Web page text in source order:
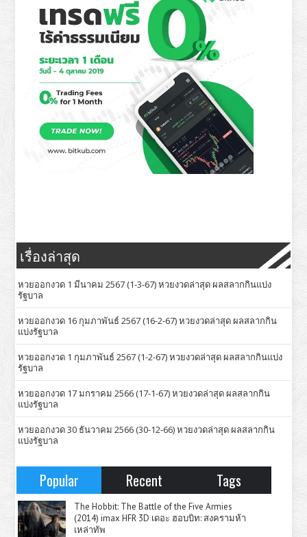
เรื่องล่าสุด
หวยออกงวด 1 มีนาคม 2567 (1-3-67) หวยงวดล่าสุด ผลสลากกินแบ่ง
รัฐบาล
หวยออกงวด 16 กุมภาพันธ์ 2567 (16-2-67) หวยงวดล่าสุด ผลสลากกิน
แบ่งรัฐบาล
หวยออกงวด 1 กุมภาพันธ์ 2567 (1-2-67) หวยงวดล่าสุด ผลสลากกินแบ่ง
รัฐบาล
หวยออกงวด 17 มกราคม 2566 (17-1-67) หวยงวดล่าสุด ผลสลากกิน
แบ่งรัฐบาล
หวยออกงวด 30 ธันวาคม 2566 (30-12-66) หวยงวดล่าสุด ผลสลากกิน
แบ่งรัฐบาล
Popular Recent Tags
The Hobbit: The Battle of the Five Armies
(2014) imax HFR 3D เดอะ ฮอบบิท: สงครามห้า
เหล่าทัพ